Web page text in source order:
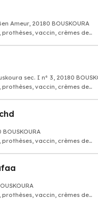
Ameur, 20180 BOUSKOURA
vaccin, crèmes de
sec. I n° 3, 20180
vaccin, crèmes de
vaccin, crèmes de
vaccin, crèmes de